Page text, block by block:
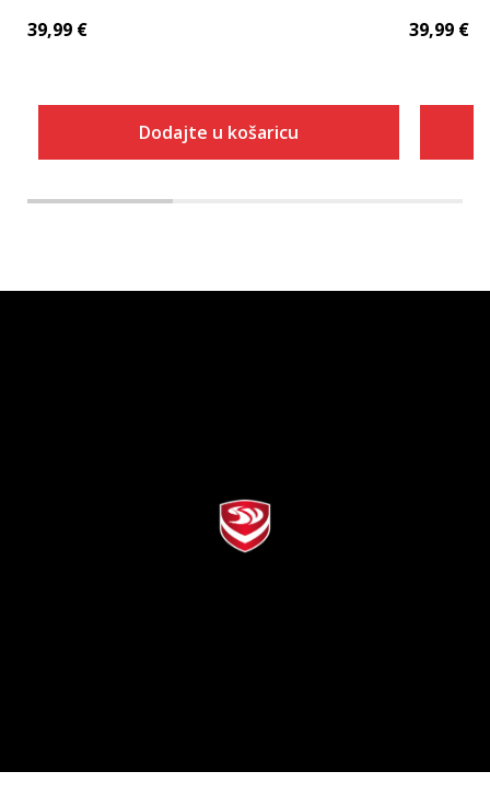
39,99 €
Dodajte u košaricu
39,99 €